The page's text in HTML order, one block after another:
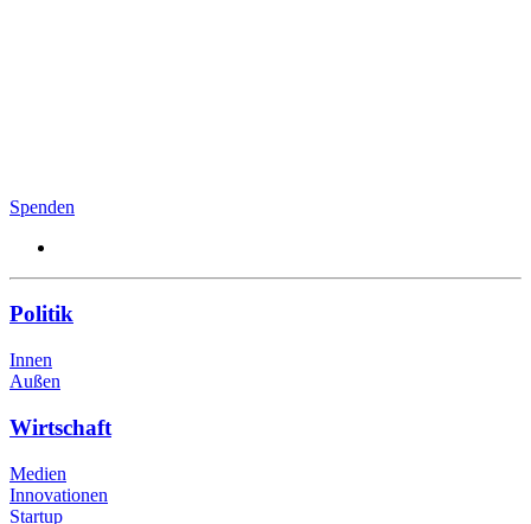
Spenden
Politik
Innen
Außen
Wirtschaft
Medien
Innovationen
Startup